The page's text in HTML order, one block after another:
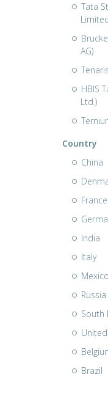
Tata
AG)
HBIS
Ltd.)
Country
China
France
India
Italy
Mexico
Russia
South
Brazil